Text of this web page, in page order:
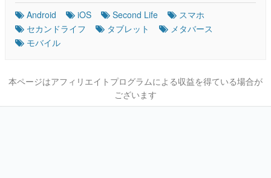
Android iOS Second Life
スマホ
セカンドライフ
タブレット
メタバース
モバイル
本ページはアフィリエイトプログラムによる収益を得ている場合が
ございます